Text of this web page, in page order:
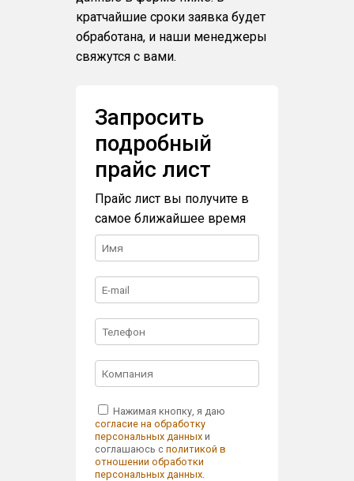
кратчайшие сроки заявка будет
обработана, и наши менеджеры
свяжутся с вами.
Запросить
подробный
прайс лист
Прайс лист вы получите в
самое ближайшее время
Нажимая кнопку, я даю
согласие на обработку
персональных данныхи
соглашаюсь с политикой в
отношении обработки
персональных данных.